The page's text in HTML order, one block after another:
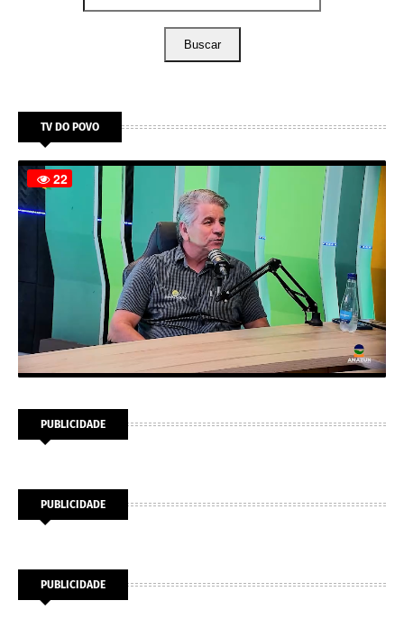
Buscar
TV DO POVO
PUBLICIDADE
PUBLICIDADE
PUBLICIDADE